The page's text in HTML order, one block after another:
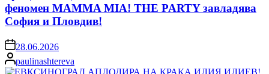
феномен MAMMA MIA! THE PARTY завладява
София и Пловдив!
on28.06.2026
Posted
by
paulinashtereva